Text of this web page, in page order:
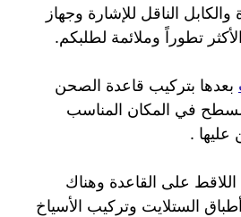
والكابل الناقل للإشارة وجهاز
تطوراً وملائمة لطلبكم.
بعدها بتركيب قاعدة الصحن
السطح في المكان المناسب
عليها .
على القاعدة وهناك
الستلايت وتركيب الأسياخ